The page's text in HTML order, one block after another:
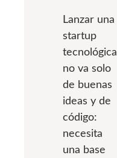
Lanzar una
startup
tecnológica
no va solo
de buenas
ideas y de
código:
necesita
una base